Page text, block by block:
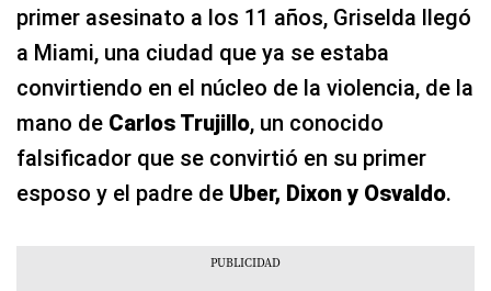
primer asesinato a los 11 años, Griselda llegó
a Miami, una ciudad que ya se estaba
convirtiendo en el núcleo de la violencia, de la
mano de Carlos Trujillo, un conocido
falsificador que se convirtió en su primer
esposo y el padre de Uber, Dixon y Osvaldo.